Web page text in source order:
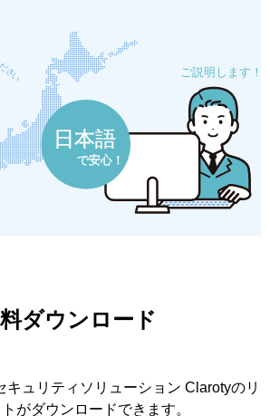
ダウンロード
キュリティソリューション Clarotyのリ
がダウンロードできます。